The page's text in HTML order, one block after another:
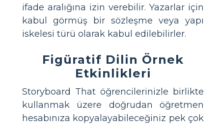
ifade aralığına izin verebilir. Yazarlar için
kabul görmüş bir sözleşme veya yapı
iskelesi türü olarak kabul edilebilirler.
Figüratif Dilin Örnek
Etkinlikleri
Storyboard That öğrencilerinizle birlikte
kullanmak üzere doğrudan öğretmen
hesabınıza kopyalayabileceğiniz pek çok